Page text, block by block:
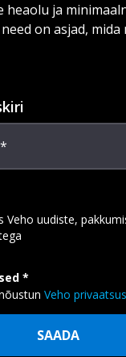
ja
on asjad, mida
Veho uudiste,
Veho
SAADA